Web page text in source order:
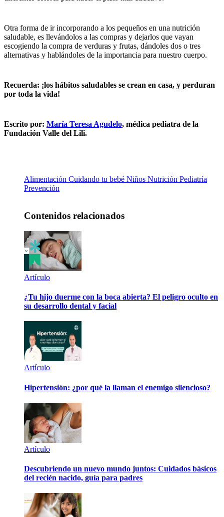
Otra forma de ir incorporando a los pequeños en una nutrición
saludable, es llevándolos a las compras y dejarlos que vayan
escogiendo la compra de verduras y frutas, dándoles dos o tres
alternativas y hablándoles de la importancia para nuestro cuerpo.
Recuerda: ¡los hábitos saludables se crean en casa, y perduran
por toda la vida!
Escrito por: María Teresa Agudelo, médica pediatra de la
Fundación Valle del Lili.
Alimentación Cuidando tu bebé Niños Nutrición Pediatría
Prevención
Contenidos relacionados
Artículo
¿Tu hijo duerme con la boca abierta? El peligro oculto en
su desarrollo dental y facial
Artículo
Hipertensión: ¿por qué la llaman el enemigo silencioso?
Artículo
Descubriendo un nuevo mundo juntos: Cuidados básicos
del recién nacido, guía para padres